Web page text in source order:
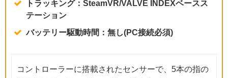
トラッキング：SteamVR/VALVE INDEXベースス
テーション
バッテリー駆動時間：無し(PC接続必須)
コントローラーに搭載されたセンサーで、5本の指の